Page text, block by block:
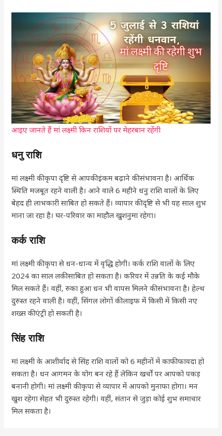
आइए जानते हैं मां लक्ष्मी किन राशियों पर मेहरबान रहेंगी
धनु राशि
मां लक्ष्मी की कृपा दृष्टि से आपकी इंकम बढ़ाने की संभावना है। आर्थिक
स्थिति मजबूत रहने वाली है। आने वाले 6 महीने धनु राशि वालों के लिए
बेहद ही लाभकारी साबित हो सकते हैं। व्यापार की दृष्टि से भी यह साल शुभ
माना जा रहा है। घर-परिवार का माहौल खुशनुमा रहेगा।
कर्क राशि
मां लक्ष्मी की कृपा से धन-धान्य में वृद्धि होगी। कर्क राशि वालों के लिए
2024 का साल लकी साबित हो सकता है। करियर में उन्नति के कई मौके
मिल सकते हैं। वहीं, रुका हुआ धन भी वापस मिलने की संभावना है। हेल्थ
दुरुस्त रहने वाली है। वहीं, सिंगल लोगों की लाइफ में किसी में किसी नए
शख्स की एंट्री हो सकती है।
सिंह राशि
मां लक्ष्मी के आशीर्वाद से सिंह राशि वालों को 6 महीनों में काफी फायदा हो
सकता है। धन आगमन के योग बन रहे हैं लेकिन खर्चों पर आपको पकड़
बनानी होगी। मां लक्ष्मी की कृपा से व्यापार में आपको मुनाफा होगा। मन
खुश रहेगा सेहत भी दुरुस्त रहेगी। वहीं, संतान से जुड़ा कोई शुभ समाचार
मिल सकता है।